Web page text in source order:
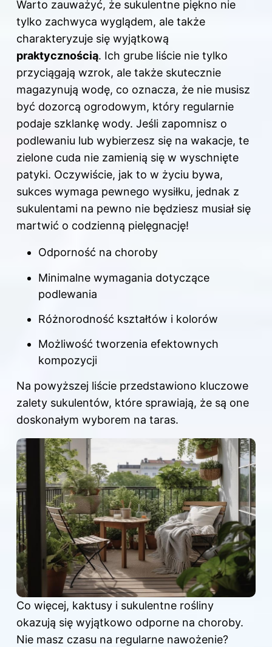
Warto zauważyć, że sukulentne piękno nie
tylko zachwyca wyglądem, ale także
charakteryzuje się wyjątkową
praktycznością. Ich grube liście nie tylko
przyciągają wzrok, ale także skutecznie
magazynują wodę, co oznacza, że nie musisz
być dozorcą ogrodowym, który regularnie
podaje szklankę wody. Jeśli zapomnisz o
podlewaniu lub wybierzesz się na wakacje, te
zielone cuda nie zamienią się w wyschnięte
patyki. Oczywiście, jak to w życiu bywa,
sukces wymaga pewnego wysiłku, jednak z
sukulentami na pewno nie będziesz musiał się
martwić o codzienną pielęgnację!
Odporność na choroby
Minimalne wymagania dotyczące
podlewania
Różnorodność kształtów i kolorów
Możliwość tworzenia efektownych
kompozycji
Na powyższej liście przedstawiono kluczowe
zalety sukulentów, które sprawiają, że są one
doskonałym wyborem na taras.
Co więcej, kaktusy i sukulentne rośliny
okazują się wyjątkowo odporne na choroby.
Nie masz czasu na regularne nawożenie?